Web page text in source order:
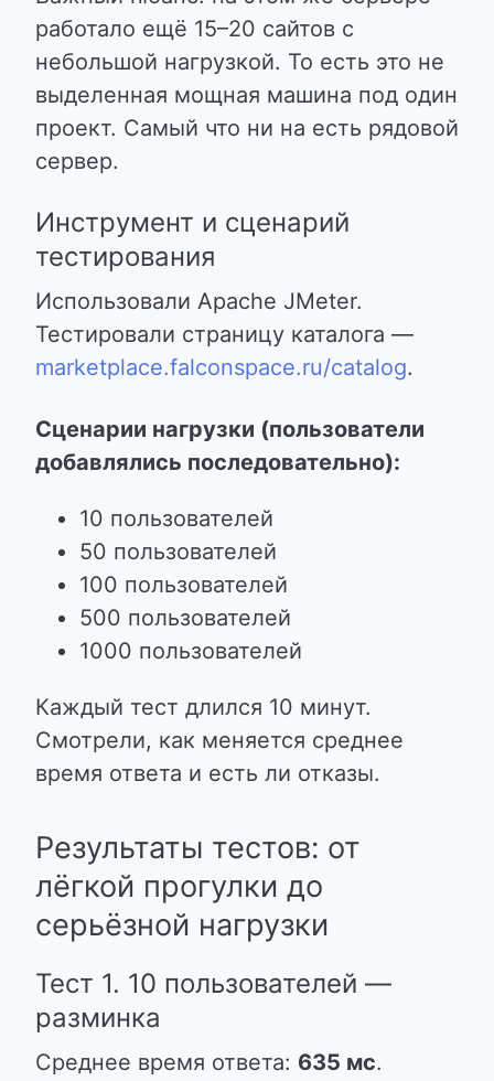
работало ещё 15–20 сайтов с
небольшой нагрузкой. То есть это не
выделенная мощная машина под один
проект. Самый что ни на есть рядовой
сервер.
Инструмент и сценарий
тестирования
Использовали Apache JMeter.
Тестировали страницу каталога —
marketplace.falconspace.ru/catalog.
Сценарии нагрузки (пользователи
добавлялись последовательно):
10 пользователей
50 пользователей
100 пользователей
500 пользователей
1000 пользователей
Каждый тест длился 10 минут.
Смотрели, как меняется среднее
время ответа и есть ли отказы.
Результаты тестов: от
лёгкой прогулки до
серьёзной нагрузки
Тест 1. 10 пользователей —
разминка
Среднее время ответа: 635 мс.